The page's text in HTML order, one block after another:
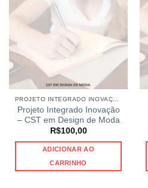
Projeto Integrado Inovação
– CST em Design de Moda
R$100,00
ADICIONAR AO
CARRINHO